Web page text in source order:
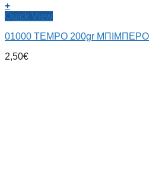
+
Quick View
01000 TEMPO 200gr ΜΠΙΜΠΕΡΟ
2,50€